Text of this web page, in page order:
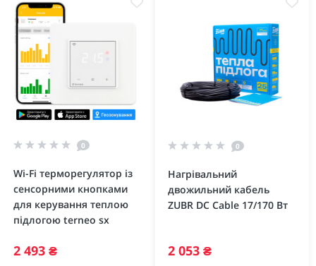
0
Wi-Fi терморегулятор із
сенсорними кнопками
для керування теплою
підлогою terneo sx
2 493 ₴
0
Нагрівальний
двожильний кабель
ZUBR DC Cable 17/170 Вт
2 053 ₴